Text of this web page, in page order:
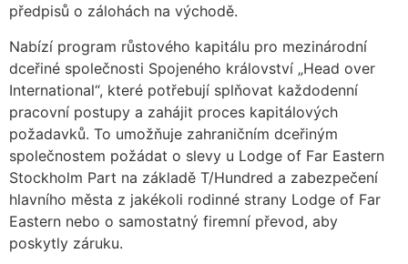
předpisů o zálohách na východě.
Nabízí program růstového kapitálu pro mezinárodní
dceřiné společnosti Spojeného království „Head over
International“, které potřebují splňovat každodenní
pracovní postupy a zahájit proces kapitálových
požadavků. To umožňuje zahraničním dceřiným
společnostem požádat o slevy u Lodge of Far Eastern
Stockholm Part na základě T/Hundred a zabezpečení
hlavního města z jakékoli rodinné strany Lodge of Far
Eastern nebo o samostatný firemní převod, aby
poskytly záruku.